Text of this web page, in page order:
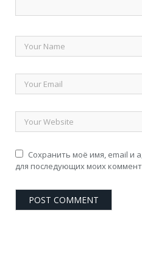
Сохранить моё имя, email и
для последующих моих